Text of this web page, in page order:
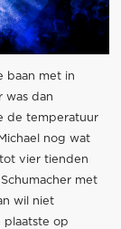
baan met in
was dan
de temperatuur
nog wat
vier tienden
met
wil niet
op